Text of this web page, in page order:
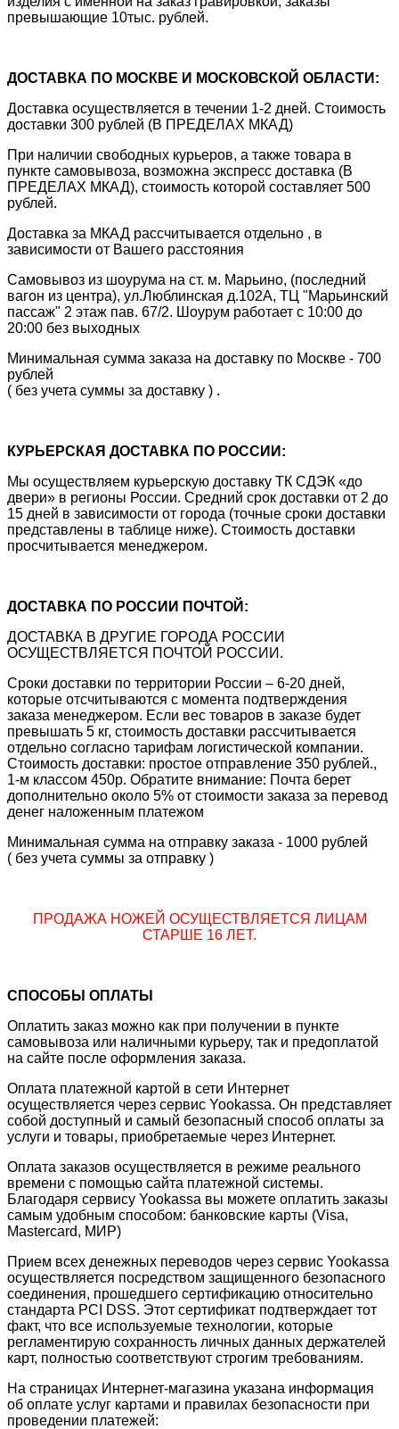
превышающие 10тыс. рублей.
ДОСТАВКА ПО МОСКВЕ И МОСКОВСКОЙ ОБЛАСТИ:
Доставка осуществляется в течении 1-2 дней. Стоимость
доставки 300 рублей (В ПРЕДЕЛАХ МКАД)
При наличии свободных курьеров, а также товара в
пункте самовывоза, возможна экспресс доставка (В
ПРЕДЕЛАХ МКАД), стоимость которой составляет 500
рублей.
Доставка за МКАД рассчитывается отдельно , в
зависимости от Вашего расстояния
Самовывоз из шоурума на ст. м. Марьино, (последний
вагон из центра), ул.Люблинская д.102А, ТЦ "Марьинский
пассаж" 2 этаж пав. 67/2. Шоурум работает с 10:00 до
20:00 без выходных
Минимальная сумма заказа на доставку по Москве - 700
рублей
( без учета суммы за доставку ) .
КУРЬЕРСКАЯ ДОСТАВКА ПО РОССИИ:
Мы осуществляем курьерскую доставку ТК СДЭК «до
двери» в регионы России. Средний срок доставки от 2 до
15 дней в зависимости от города (точные сроки доставки
представлены в таблице ниже). Стоимость доставки
просчитывается менеджером.
ДОСТАВКА ПО РОССИИ ПОЧТОЙ:
ДОСТАВКА В ДРУГИЕ ГОРОДА РОССИИ
ОСУЩЕСТВЛЯЕТСЯ ПОЧТОЙ РОССИИ.
Сроки доставки по территории России – 6-20 дней,
которые отсчитываются с момента подтверждения
заказа менеджером. Если вес товаров в заказе будет
превышать 5 кг, стоимость доставки рассчитывается
отдельно согласно тарифам логистической компании.
Стоимость доставки: простое отправление 350 рублей.,
1-м классом 450р. Обратите внимание: Почта берет
дополнительно около 5% от стоимости заказа за перевод
денег наложенным платежом
Минимальная сумма на отправку заказа - 1000 рублей
( без учета суммы за отправку )
ПРОДАЖА НОЖЕЙ ОСУЩЕСТВЛЯЕТСЯ ЛИЦАМ
СТАРШЕ 16 ЛЕТ.
СПОСОБЫ ОПЛАТЫ
Оплатить заказ можно как при получении в пункте
самовывоза или наличными курьеру, так и предоплатой
на сайте после оформления заказа.
Оплата платежной картой в сети Интернет
осуществляется через сервис Yookassa. Он представляет
собой доступный и самый безопасный способ оплаты за
услуги и товары, приобретаемые через Интернет.
Оплата заказов осуществляется в режиме реального
времени с помощью сайта платежной системы.
Благодаря сервису Yookassa вы можете оплатить заказы
самым удобным способом: банковские карты (Visa,
Mastercard, МИР)
Прием всех денежных переводов через сервис Yookassa
осуществляется посредством защищенного безопасного
соединения, прошедшего сертификацию относительно
стандарта PCI DSS. Этот сертификат подтверждает тот
факт, что все используемые технологии, которые
регламентирую сохранность личных данных держателей
карт, полностью соответствуют строгим требованиям.
На страницах Интернет-магазина указана информация
об оплате услуг картами и правилах безопасности при
проведении платежей: